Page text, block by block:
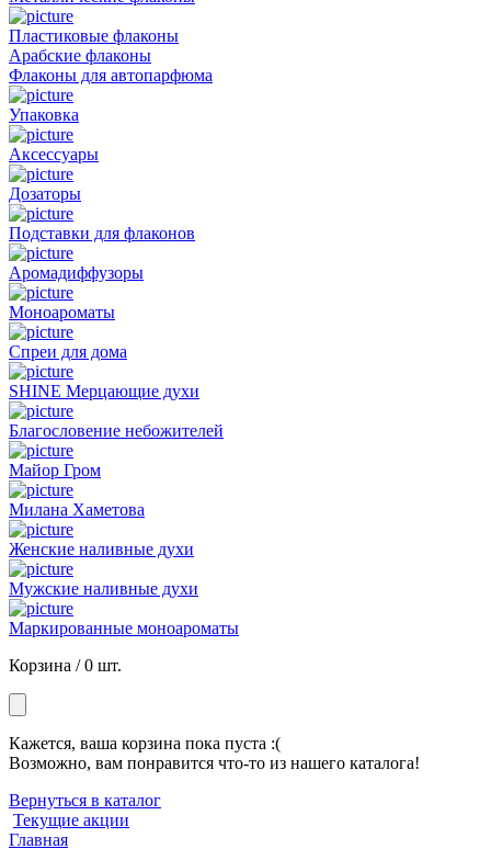
Пластиковые флаконы
Арабские флаконы
Флаконы для автопарфюма
Упаковка
Аксессуары
Дозаторы
Подставки для флаконов
Аромадиффузоры
Моноароматы
Спреи для дома
SHINE Мерцающие духи
Благословение небожителей
Майор Гром
Милана Хаметова
Женские наливные духи
Мужские наливные духи
Маркированные моноароматы
Корзина /0 шт.
Кажется, ваша корзина пока пуста :(
Возможно, вам понравится что-то из нашего каталога!
Вернуться в каталог
Текущие акции
Главная